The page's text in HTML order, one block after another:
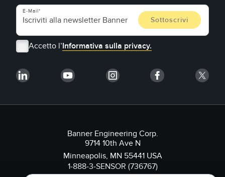
E-Mail
Accetto l’Informativa sulla privacy.
Banner Engineering Corp.
9714 10th Ave N
Minneapolis, MN 55441 USA
1-888-3-SENSOR (736767)